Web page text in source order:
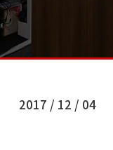
2017 / 12 / 04